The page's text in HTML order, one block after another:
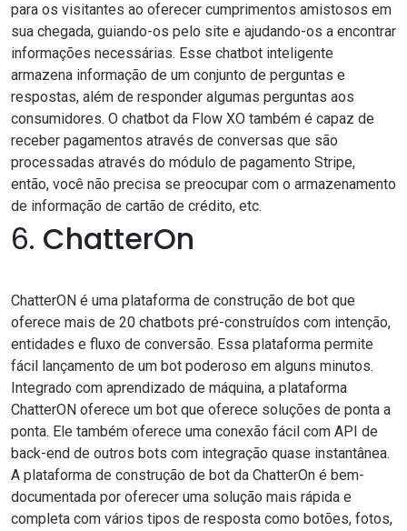
para os visitantes ao oferecer cumprimentos amistosos em
sua chegada, guiando-os pelo site e ajudando-os a encontrar
informações necessárias. Esse chatbot inteligente
armazena informação de um conjunto de perguntas e
respostas, além de responder algumas perguntas aos
consumidores. O chatbot da Flow XO também é capaz de
receber pagamentos através de conversas que são
processadas através do módulo de pagamento Stripe,
então, você não precisa se preocupar com o armazenamento
de informação de cartão de crédito, etc.
6. ChatterOn
ChatterON é uma plataforma de construção de bot que
oferece mais de 20 chatbots pré-construídos com intenção,
entidades e fluxo de conversão. Essa plataforma permite
fácil lançamento de um bot poderoso em alguns minutos.
Integrado com aprendizado de máquina, a plataforma
ChatterON oferece um bot que oferece soluções de ponta a
ponta. Ele também oferece uma conexão fácil com API de
back-end de outros bots com integração quase instantânea.
A plataforma de construção de bot da ChatterOn é bem-
documentada por oferecer uma solução mais rápida e
completa com vários tipos de resposta como botões, fotos,